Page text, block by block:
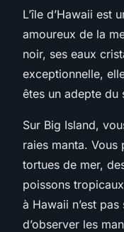
L’île d’Hawaii est
amoureux de la
noir, ses eaux
exceptionnelle,
êtes un adepte du
Sur Big Island,
raies manta.
tortues de mer,
poissons
à Hawaii n’est
d’observer les